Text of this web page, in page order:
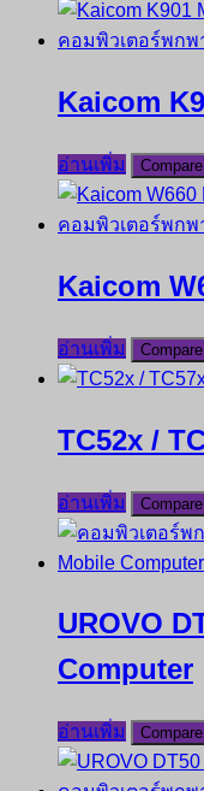
Kaicom
อ่านเพิ่ม Compare
Kaicom
อ่านเพิ่ม Compare
TC52x /
อ่านเพิ่ม Compare
UROVO
Computer
อ่านเพิ่ม Compare